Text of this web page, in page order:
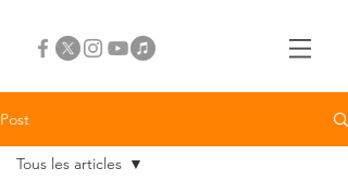
Post
Tous les articles